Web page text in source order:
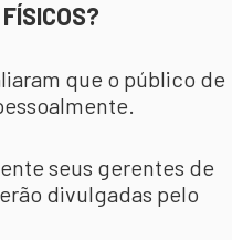
que o público de
seus gerentes de
divulgadas pelo